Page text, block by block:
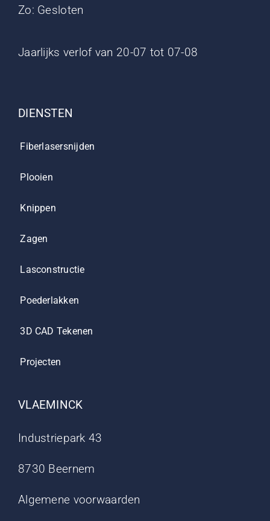
Zo: Gesloten
Jaarlijks verlof van 20-07 tot 07-08
DIENSTEN
Fiberlasersnijden
Plooien
Knippen
Zagen
Lasconstructie
Poederlakken
3D CAD Tekenen
Projecten
VLAEMINCK
Industriepark 43
8730 Beernem
Algemene voorwaarden